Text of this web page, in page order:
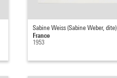
Sabine Weiss (Sabine Weber, dite)
France
1953